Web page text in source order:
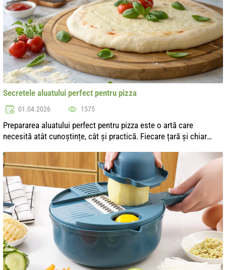
Secretele aluatului perfect pentru pizza
01.04.2026 1575
Prepararea aluatului perfect pentru pizza este o artă care
necesită atât cunoștințe, cât și practică. Fiecare țară și chiar
generație în...